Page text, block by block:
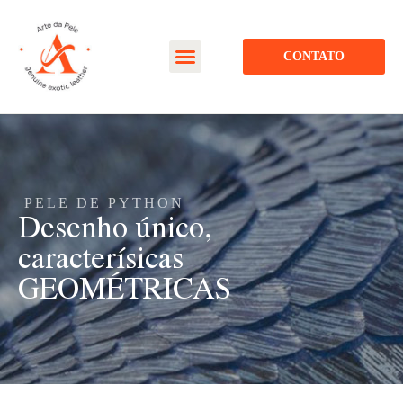
CONTATO
PELE DE PYTHON
Desenho único,
caracterísicas
GEOMÉTRICAS